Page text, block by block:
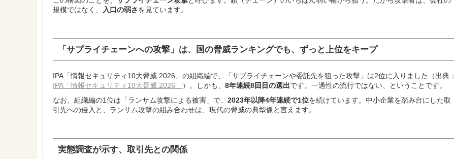
規模ではなく、
入口の弱さを見ています。
「サプライチェーンへの攻撃」は、国の脅威ランキングでも、ずっと上位をキープ
IPA「情報セキュリティ10大脅威 2026」の組織編で、「サプライチェーンや委託先を狙った攻撃」は2位に入りました（出典：
IPA「情報セキュリティ10大脅威 2026」
）。しかも、 8年連続8回目の選出です。一過性の流行ではない、ということです。
なお、組織編の1位は「ランサム攻撃による被害」で、 2023年以降4年連続で1位を続けています。中小企業を踏み台にした取
引先への侵入と、ランサム攻撃の組み合わせは、現代の脅威の典型像と言えます。
実態調査が示す、取引先との関係